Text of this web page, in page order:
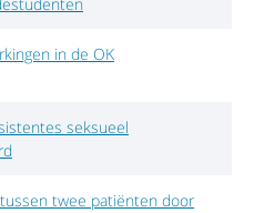
in de OK
seksueel
twee patiënten door